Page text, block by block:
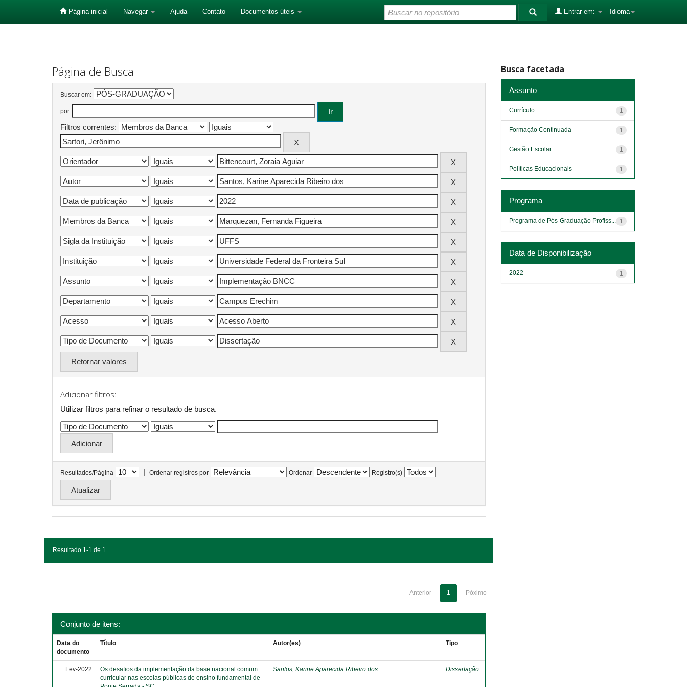
Página inicial Navegar Ajuda Contato Documentos úteis Idioma
Entrar em:
Página de Busca
Buscar em:
por
Filtros correntes:
Retornar valores
Adicionar filtros:
Utilizar filtros para refinar o resultado de busca.
Resultados/Página | Ordenar registros por Ordenar Registro(s)
Resultado 1-1 de 1.
Anterior 1 Póximo
Conjunto de itens:
Data do
documento
Título Autor(es) Tipo
Fev-2022
Os desafios da implementação da base nacional comum
curricular nas escolas públicas de ensino fundamental de
Santos, Karine Aparecida Ribeiro dos Dissertação
Busca facetada
Assunto
1
Currículo
1
Formação Continuada
1
Gestão Escolar
1
Políticas Educacionais
Programa
1
Programa de Pós-Graduação Profiss...
Data de Disponibilização
1
2022